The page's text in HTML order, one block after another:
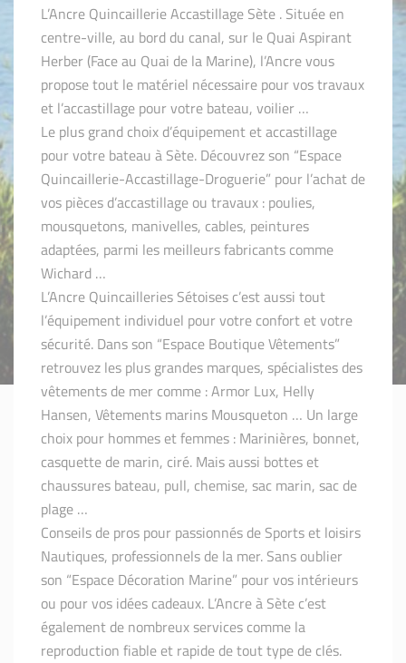
L’Ancre Quincaillerie Accastillage Sète . Située en
centre-ville, au bord du canal, sur le Quai Aspirant
Herber (Face au Quai de la Marine), l’Ancre vous
propose tout le matériel nécessaire pour vos travaux
et l’accastillage pour votre bateau, voilier …
Le plus grand choix d’équipement et accastillage
pour votre bateau à Sète. Découvrez son “Espace
Quincaillerie-Accastillage-Droguerie” pour l’achat de
vos pièces d’accastillage ou travaux : poulies,
mousquetons, manivelles, cables, peintures
adaptées, parmi les meilleurs fabricants comme
Wichard …
L’Ancre Quincailleries Sétoises c’est aussi tout
l’équipement individuel pour votre confort et votre
sécurité. Dans son “Espace Boutique Vêtements”
retrouvez les plus grandes marques, spécialistes des
vêtements de mer comme : Armor Lux, Helly
Hansen, Vêtements marins Mousqueton … Un large
choix pour hommes et femmes : Marinières, bonnet,
casquette de marin, ciré. Mais aussi bottes et
chaussures bateau, pull, chemise, sac marin, sac de
plage …
Conseils de pros pour passionnés de Sports et loisirs
Nautiques, professionnels de la mer. Sans oublier
son “Espace Décoration Marine” pour vos intérieurs
ou pour vos idées cadeaux. L’Ancre à Sète c’est
également de nombreux services comme la
reproduction fiable et rapide de tout type de clés.